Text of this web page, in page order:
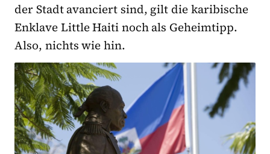
der Stadt avanciert sind, gilt die karibische
Enklave Little Haiti noch als Geheimtipp.
Also, nichts wie hin.